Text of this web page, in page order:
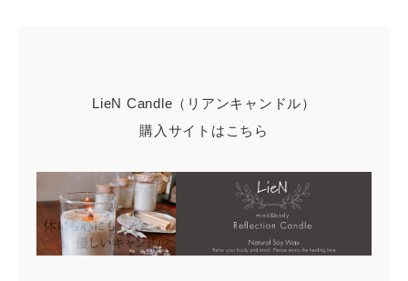
LieN Candle（リアンキャンドル）
購入サイトはこちら